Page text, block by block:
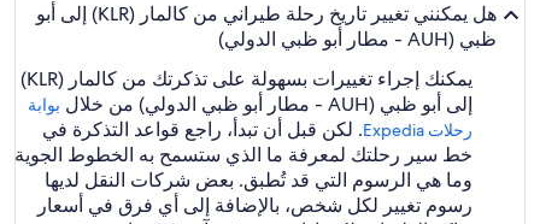
هل يمكنني تغيير تاريخ رحلة طيراني من كالمار (KLR) إلى أبو
ظبي (AUH - مطار أبو ظبي الدولي)
يمكنك إجراء تغييرات بسهولة على تذكرتك من كالمار (KLR)
إلى أبو ظبي (AUH - مطار أبو ظبي الدولي) من خلال
بوابة
رحلات Expedia‏
. لكن قبل أن تبدأ، راجع قواعد التذكرة في
خط سير رحلتك لمعرفة ما الذي ستسمح به الخطوط الجوية
وما هي الرسوم التي قد تُطبق. بعض شركات النقل لديها
رسوم تغيير لكل شخص، بالإضافة إلى أي فرق في أسعار